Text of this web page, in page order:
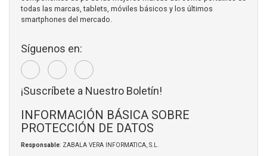
todas las marcas, tablets, móviles básicos y los últimos
smartphones del mercado.
Síguenos en:
¡Suscríbete a Nuestro Boletín!
INFORMACIÓN BÁSICA SOBRE
PROTECCIÓN DE DATOS
Responsable: ZABALA VERA INFORMATICA, S.L.